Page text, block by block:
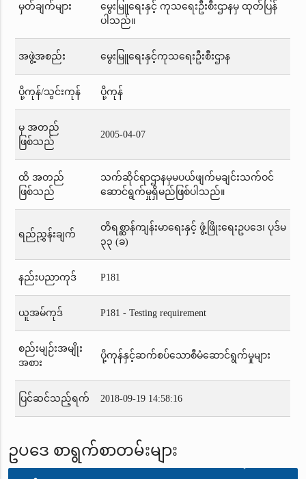
မှတ်ချက်များ
မွေးမြူရေးနှင့် ကုသရေးဦးစီးဌာနမှ ထုတ်ပြန်
ပါသည်။
အဖွဲ့အစည်း မွေးမြူရေးနှင့်ကုသရေးဦးစီးဌာန
ပို့ကုန်/သွင်းကုန် ပို့ကုန်
မှ အတည်
ဖြစ်သည်
2005-04-07
ထိ အတည်
ဖြစ်သည်
သက်ဆိုင်ရာဌာနမှမပယ်ဖျက်မချင်းသက်ဝင်
ဆောင်ရွက်မှုရှိမည်ဖြစ်ပါသည်။
ရည်ညွှန်းချက်
တိရစ္ဆာန်ကျန်းမာရေးနှင့် ဖွံ့ဖြိုးရေးဥပဒေ၊ ပုဒ်မ
၃၃ (ခ)
နည်းပညာကုဒ် P181
ယူအမ်ကုဒ် P181 - Testing requirement
စည်းမျဉ်းအမျိုး
အစား
ပို့ကုန်နှင့်ဆက်စပ်သောစီမံဆောင်ရွက်မှုများ
ပြင်ဆင်သည့်ရက် 2018-09-19 14:58:16
ဥပဒေ စာရွက်စာတမ်းများ